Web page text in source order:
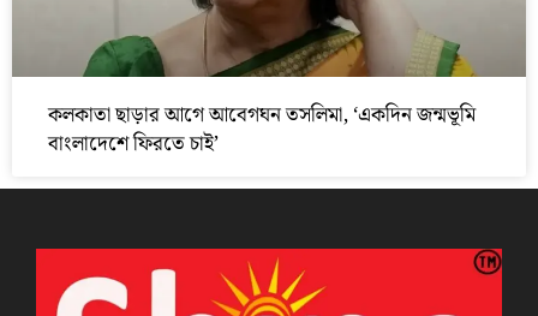
কলকাতা ছাড়ার আগে আবেগঘন তসলিমা, ‘একদিন জন্মভূমি
বাংলাদেশে ফিরতে চাই’